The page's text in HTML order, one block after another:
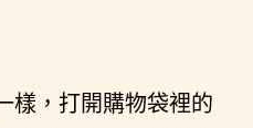
樣，打開購物袋裡的